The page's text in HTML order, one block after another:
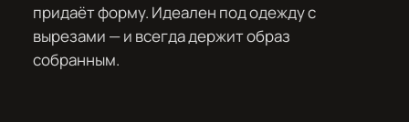
придаёт форму. Идеален под одежду с
вырезами — и всегда держит образ
собранным.